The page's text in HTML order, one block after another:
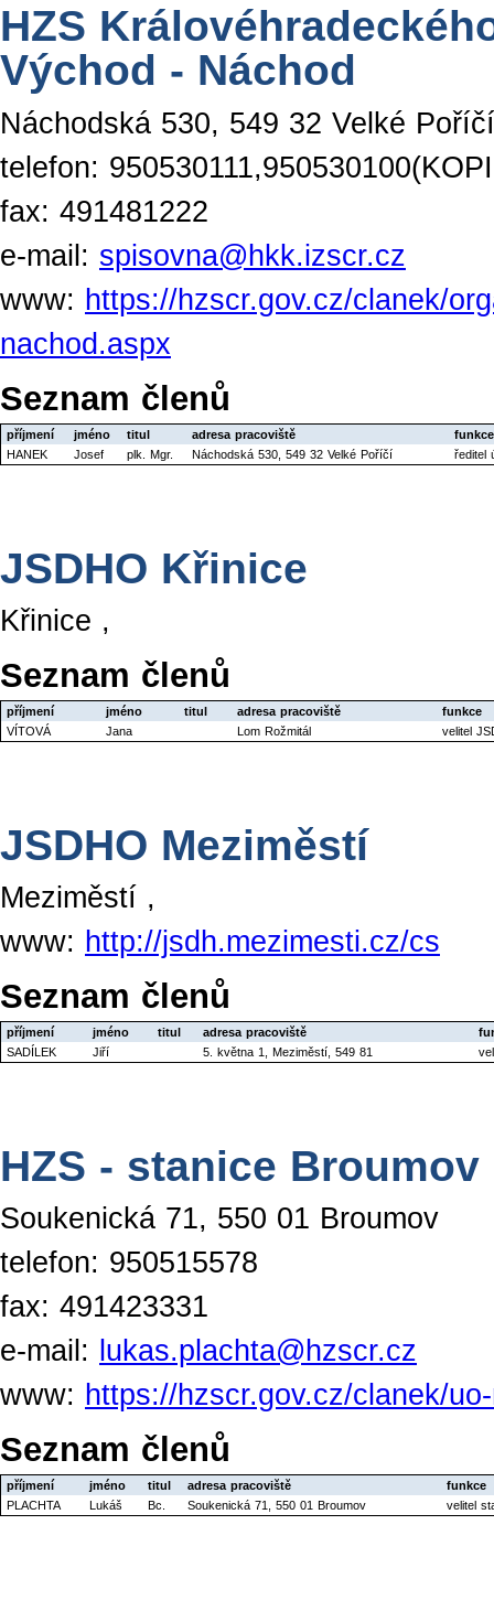
HZS
Východ - Náchod
Náchodská 530, 549 32 Velké Poříčí
telefon:
fax: 491481222
e-mail: spisovna@hkk.izscr.cz
www: https://hzscr.gov.cz/clanek/
nachod.aspx
Seznam členů
příjmení jméno titul adresa pracoviště
funkce
HANEK
Josef plk. Mgr. Náchodská 530, 549 32 Velké Poříčí ředitel
JSDHO Křinice
Křinice ,
Seznam členů
příjmení jméno titul adresa pracoviště
funkce
VÍTOVÁ
Jana Lom Rožmitál velitel
JSDHO Meziměstí
Meziměstí ,
www: http://jsdh.mezimesti.cz/cs
Seznam členů
příjmení jméno titul adresa pracoviště
SADÍLEK
Jiří 5. května 1, Meziměstí, 549 81
HZS - stanice Broumov
Soukenická 71, 550 01 Broumov
telefon: 950515578
fax: 491423331
e-mail:
lukas.plachta@hzscr.cz
www: https://hzscr.gov.cz/clanek/
Seznam členů
příjmení jméno titul adresa pracoviště
funkce
PLACHTA
Lukáš Bc. Soukenická 71, 550 01 Broumov velitel